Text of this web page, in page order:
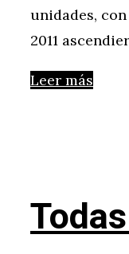
unidades,
2011
Leer más